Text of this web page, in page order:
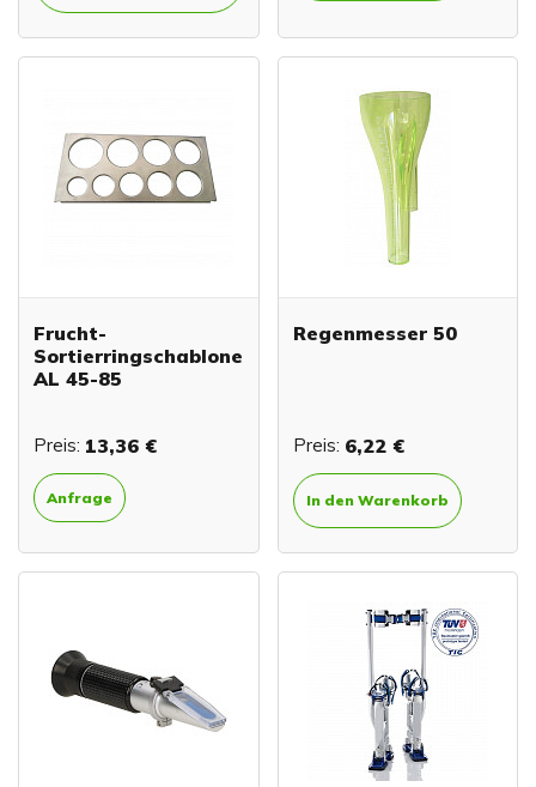
Frucht-
Sortierringschablone
AL 45-85
Preis: 13,36 €
Anfrage
Regenmesser 50
Preis: 6,22 €
In den Warenkorb